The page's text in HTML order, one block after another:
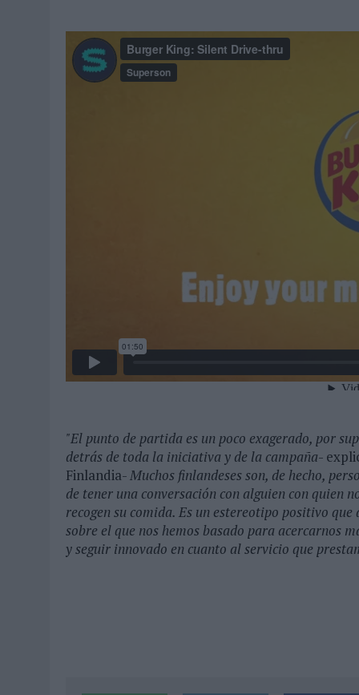
"El punto de partida es un poco exagerado, por
detrás de toda la iniciativa y de la campaña-
Finlandia-Muchos finlandeses son, de hecho,
de tener una conversación con alguien con quien
recogen su comida. Es un estereotipo positivo
sobre el que nos hemos basado para acercarnos
y seguir innovado en cuanto al servicio que